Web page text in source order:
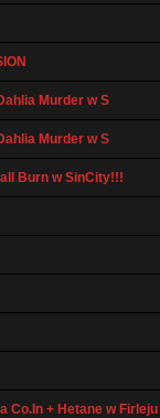
Murder w S
Murder w S
Burn w SinCity!!!
Co.In + Hetane w Firleju